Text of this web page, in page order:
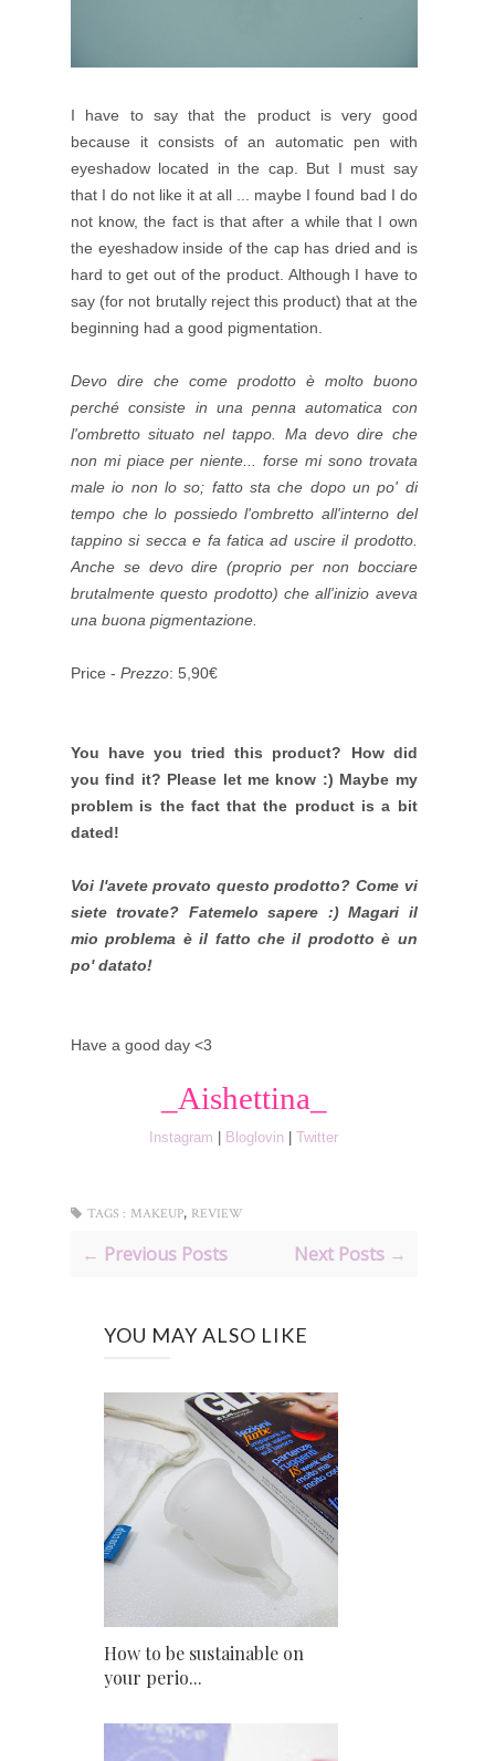
I have to say that the product is very good
because it consists of an automatic pen with
eyeshadow located in the cap. But I must say
that I do not like it at all ... maybe I found bad I do
not know, the fact is that after a while that I own
the eyeshadow inside of the cap has dried and is
hard to get out of the product. Although I have to
say (for not brutally reject this product) that at the
beginning had a good pigmentation.
Devo dire che come prodotto è molto buono
perché consiste in una penna automatica con
l'ombretto situato nel tappo. Ma devo dire che
non mi piace per niente... forse mi sono trovata
male io non lo so; fatto sta che dopo un po' di
tempo che lo possiedo l'ombretto all'interno del
tappino si secca e fa fatica ad uscire il prodotto.
Anche se devo dire (proprio per non bocciare
brutalmente questo prodotto) che all'inizio aveva
una buona pigmentazione.
Price - Prezzo: 5,90€
You have you tried this product? How did
you find it? Please let me know :) Maybe my
problem is the fact that the product is a bit
dated!
Voi l'avete provato questo prodotto? Come vi
siete trovate? Fatemelo sapere :) Magari il
mio problema è il fatto che il prodotto è un
po' datato!
Have a good day <3
_Aishettina_
Instagram Bloglovin |Twitter
TAGS : MAKEUP, REVIEW
← Previous Posts Next Posts →
YOU MAY ALSO LIKE
How to be sustainable on
your perio...